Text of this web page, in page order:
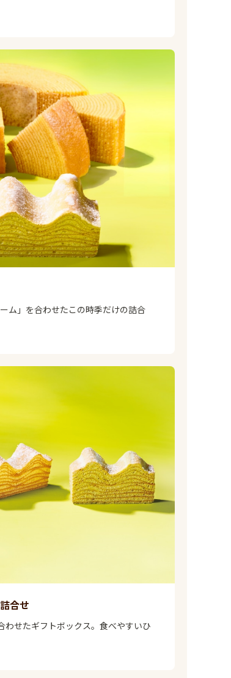
ム」を合わせたこの時季だけの詰合
合せ
せたギフトボックス。食べやすいひ